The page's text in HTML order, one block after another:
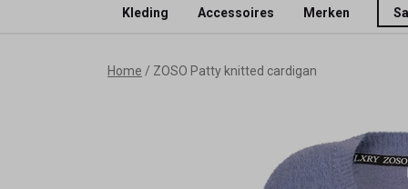
Kleding Accessoires Merken
ZOSOHome ZOSO Patty knitted cardigan